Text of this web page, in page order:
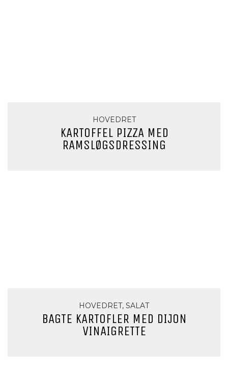
HOVEDRET
KARTOFFEL PIZZA MED
RAMSLØGSDRESSING
HOVEDRET, SALAT
BAGTE KARTOFLER MED DIJON
VINAIGRETTE